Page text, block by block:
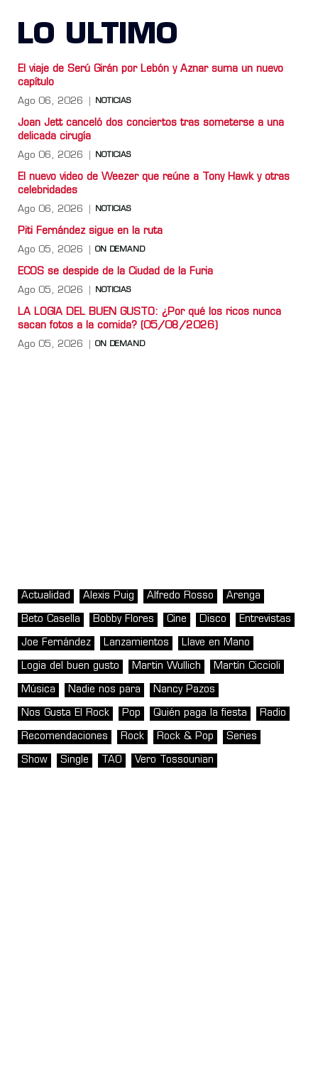
LO ULTIMO
El viaje de Serú Girán por Lebón y Aznar suma un nuevo
capítulo
Ago 06, 2026 NOTICIAS
Joan Jett canceló dos conciertos tras someterse a una
delicada cirugía
Ago 06, 2026 NOTICIAS
El nuevo video de Weezer que reúne a Tony Hawk y otras
celebridades
Ago 06, 2026 NOTICIAS
Piti Fernández sigue en la ruta
Ago 05, 2026 ON DEMAND
ECOS se despide de la Ciudad de la Furia
Ago 05, 2026 NOTICIAS
LA LOGIA DEL BUEN GUSTO: ¿Por qué los ricos nunca
sacan fotos a la comida? (05/08/2026)
Ago 05, 2026 ON DEMAND
Actualidad Alexis Puig Alfredo Rosso Arenga
Beto Casella Bobby Flores Cine Disco Entrevistas
Joe Fernández Lanzamientos Llave en Mano
Logia del buen gusto Martin Wullich Martín Ciccioli
Música Nadie nos para Nancy Pazos
Nos Gusta El Rock Pop Quién paga la fiesta Radio
Recomendaciones Rock Rock & Pop Series
Show Single TAO Vero Tossounian